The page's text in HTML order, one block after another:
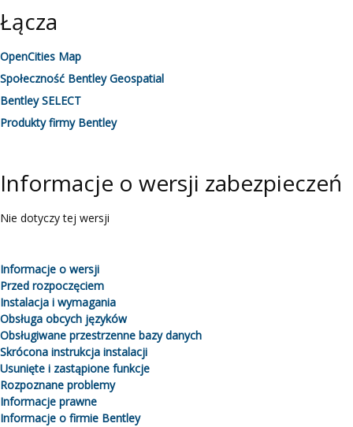
Łącza
OpenCities Map
Społeczność Bentley Geospatial
Bentley SELECT
Produkty firmy Bentley
Informacje o wersji zabezpieczeń
Nie dotyczy tej wersji
Informacje o wersji
Przed rozpoczęciem
Instalacja i wymagania
Obsługa obcych języków
Obsługiwane przestrzenne bazy danych
Skrócona instrukcja instalacji
Usunięte i zastąpione funkcje
Rozpoznane problemy
Informacje prawne
Informacje o firmie Bentley